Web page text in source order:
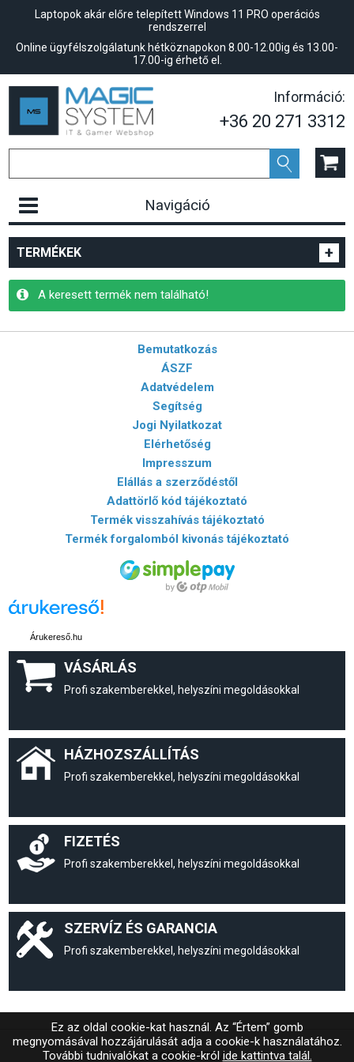
Laptopok akár előre telepített Windows 11 PRO operációs
rendszerrel
Online ügyfélszolgálatunk hétköznapokon 8.00-12.00ig és 13.00-
17.00-ig érhető el.
Információ:
+36 20 271 3312
Navigáció
TERMÉKEK +
A keresett termék nem található!
Bemutatkozás
ÁSZF
Adatvédelem
Segítség
Jogi Nyilatkozat
Elérhetőség
Impresszum
Elállás a szerződéstől
Adattörlő kód tájékoztató
Termék visszahívás tájékoztató
Termék forgalomból kivonás tájékoztató
Árukereső.hu
VÁSÁRLÁS
Profi szakemberekkel, helyszíni megoldásokkal
HÁZHOZSZÁLLÍTÁS
Profi szakemberekkel, helyszíni megoldásokkal
FIZETÉS
Profi szakemberekkel, helyszíni megoldásokkal
SZERVÍZ ÉS GARANCIA
Profi szakemberekkel, helyszíni megoldásokkal
© MAGIC SYSTEM
Ez az oldal cookie-kat használ. Az “Értem” gomb
megnyomásával hozzájárulását adja a cookie-k használatához.
További tudnivalókat a cookie-król ide kattintva talál.